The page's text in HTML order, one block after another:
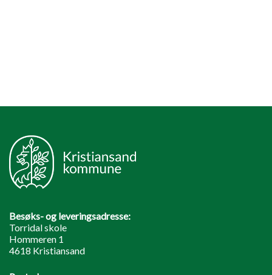
Besøks- og leveringsadresse:
Torridal skole
Hommeren 1
4618 Kristiansand